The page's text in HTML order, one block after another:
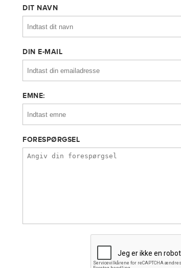
DIT NAVN
DIN E-MAIL
EMNE:
FORESPØRGSEL